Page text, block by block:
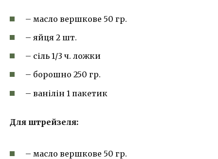
– масло вершкове 50 гр.
– яйця 2 шт.
– сіль 1/3 ч. ложки
– борошно 250 гр.
– ванілін 1 пакетик
Для штрейзеля:
– масло вершкове 50 гр.